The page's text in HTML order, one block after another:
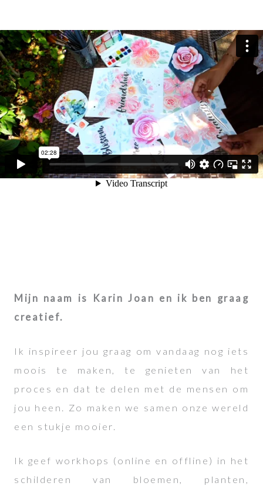
Mijn naam is Karin Joan en ik ben graag
creatief.
Ik inspireer jou graag om vandaag nog iets
moois te maken, te genieten van het
proces en dat te delen met de mensen om
jou heen. Zo maken we samen onze wereld
een stukje mooier.
Ik geef workhops (online en offline) in het
schilderen van bloemen, planten,